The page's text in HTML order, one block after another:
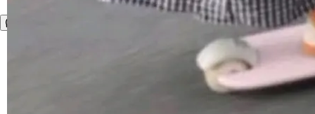
索“软件更新” > 检查更新，即可搜索新版本，下
生。十年前，他通过大量中文技术文章、源码分
析和开源示例，让一代开发者第一次真正理解 F
Fmpeg，也成为很多人进入音视频开发领域的
“启蒙老师”。 而今年，恰好是雷霄骅离世十周
年。FFmpeg 社区最终选择用一个大版本的名
字，留下了这份纪念。 雷霄骅曾是中国传媒大学